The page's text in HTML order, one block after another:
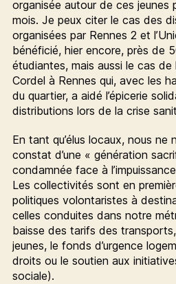
organisée autour de ces jeunes
mois. Je peux citer le cas des
organisées par Rennes 2 et
bénéficié, hier encore, près de
étudiantes, mais aussi le cas
Cordel à Rennes qui, avec les
du quartier, a aidé l’épicerie
distributions lors de la crise
En tant qu’élus locaux, nous ne
constat d’une « génération
condamnée face à
Les collectivités sont en
politiques volontaristes à
celles conduites dans notre
baisse des tarifs des
jeunes, le fonds d’urgence
droits ou le soutien aux
sociale).